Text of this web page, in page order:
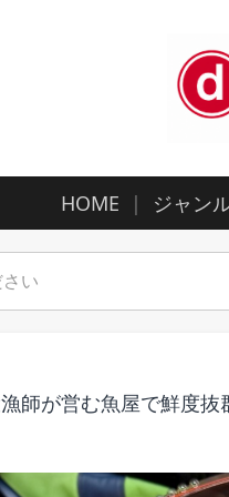
HOME ジャン
師が営む魚屋で鮮度抜